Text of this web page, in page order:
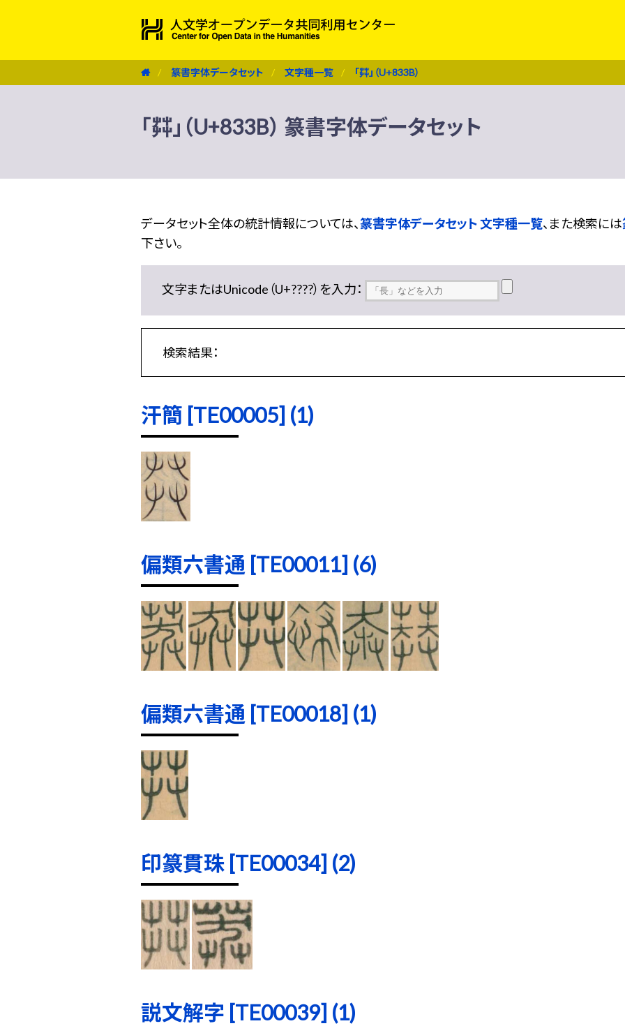
篆書字体データセット 文字種一覧 「茻」（U+833B）
「茻」（U+833B） 篆書字体データセット
データセット全体の統計情報については、篆書字体データセット 文字種一覧、また検索には
下さい。
文字またはUnicode（U+????）を入力：
検索結果：
汗簡 [TE00005] (1)
偏類六書通 [TE00011] (6)
偏類六書通 [TE00018] (1)
印篆貫珠 [TE00034] (2)
説文解字 [TE00039] (1)